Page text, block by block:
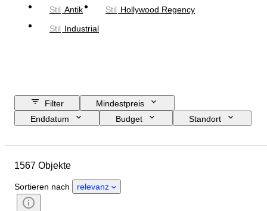
Stil Antik Stil Hollywood Regency
Stil Industrial
Filter
Mindestpreis
Enddatum
Budget
Standort
Herkunftsland
Geschlecht
Zustand
Periode
Zertifikat
1567 Objekte
Sortieren nach relevanz